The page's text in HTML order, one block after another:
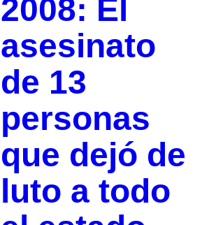
2008: El
asesinato
de 13
personas
que dejó de
luto a todo